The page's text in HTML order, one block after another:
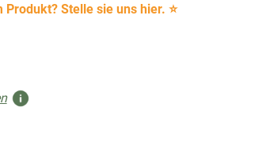
Stelle sie uns hier. ⭐